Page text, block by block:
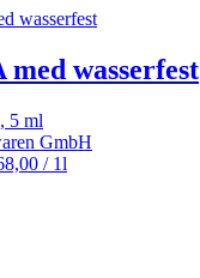
wasserfest
5 ml
GmbH
/ 1l